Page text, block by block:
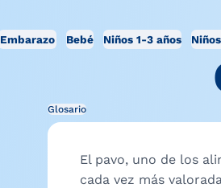
Embarazo Bebé Niños 1-3 años
Glosario
El pavo, uno de los
cada vez más